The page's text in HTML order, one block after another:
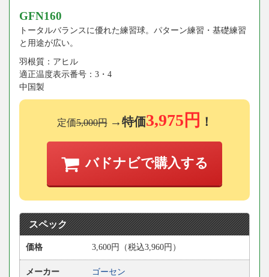
GFN160
トータルバランスに優れた練習球。パターン練習・基礎練習
と用途が広い。
羽根質：アヒル
適正温度表示番号：3・4
中国製
定価5,000円 →特価3,975円 ！
バドナビで購入する
スペック
価格 3,600円（税込3,960円）
メーカー ゴーセン